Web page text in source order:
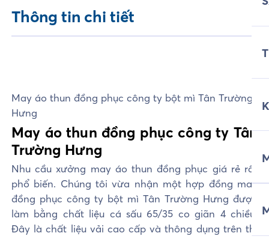
Thông tin chi tiết
May áo thun đồng phục công ty bột mì Tân Trường
Hưng
May áo thun đồng phục công ty Tân
Trường Hưng
Nhu cầu xưởng may áo thun đồng phục giá rẻ rất
phổ biến. Chúng tôi vừa nhận một hợp đồng may
đồng phục công ty bột mì Tân Trường Hưng được
làm bằng chất liệu cá sấu 65/35 co giãn 4 chiều.
Đây là chất liệu vải cao cấp và thông dụng trên thị